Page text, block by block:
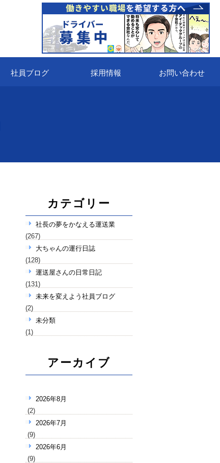
社員ブログ 採用情報 お問い合わせ
カテゴリー
社長の夢をかなえる運送業
(267)
大ちゃんの運行日誌
(128)
運送屋さんの日常日記
(131)
未来を変えよう社員ブログ
(2)
未分類
(1)
アーカイブ
2026年8月
(2)
2026年7月
(9)
2026年6月
(9)